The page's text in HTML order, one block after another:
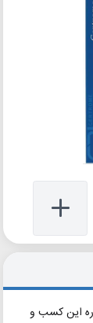
این کسب و